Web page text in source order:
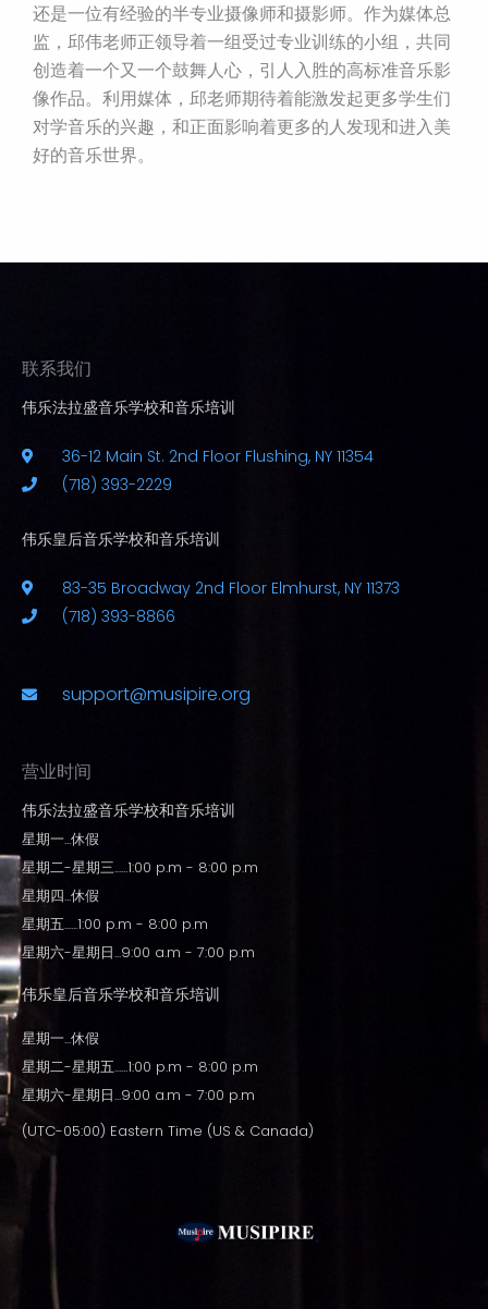
还是一位有经验的半专业摄像师和摄影师。作为媒体总
监，邱伟老师正领导着一组受过专业训练的小组，共同
创造着一个又一个鼓舞人心，引人入胜的高标准音乐影
像作品。利用媒体，邱老师期待着能激发起更多学生们
对学音乐的兴趣，和正面影响着更多的人发现和进入美
好的音乐世界。
联系我们
伟乐法拉盛音乐学校和音乐培训
36-12 Main St. 2nd Floor Flushing, NY 11354
(718) 393-2229
伟乐皇后音乐学校和音乐培训
83-35 Broadway 2nd Floor Elmhurst, NY 11373
(718) 393-8866
support@musipire.org
营业时间
伟乐法拉盛音乐学校和音乐培训
星期一...休假
星期二-星期三......1:00 p.m - 8:00 p.m
星期四...休假
星期五......1:00 p.m - 8:00 p.m
星期六-星期日...9:00 a.m - 7:00 p.m
伟乐皇后音乐学校和音乐培训
星期一...休假
星期二-星期五......1:00 p.m - 8:00 p.m
星期六-星期日...9:00 a.m - 7:00 p.m
(UTC-05:00) Eastern Time (US & Canada)